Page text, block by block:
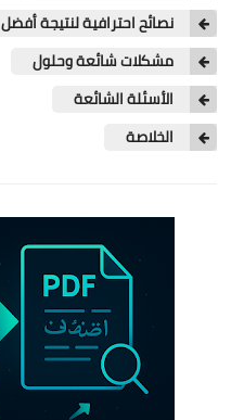
نصائح احترافية لنتيجة أفضل
مشكلات شائعة وحلول
الأسئلة الشائعة
الخلاصة